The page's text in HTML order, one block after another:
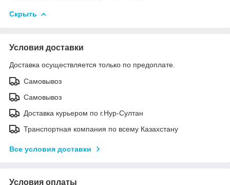
Скрыть
Условия доставки
Доставка осуществляется только по предоплате.
Самовывоз
Самовывоз
Доставка курьером по г.Нур-Султан
Транспортная компания по всему Казахстану
Все условия доставки
Условия оплаты